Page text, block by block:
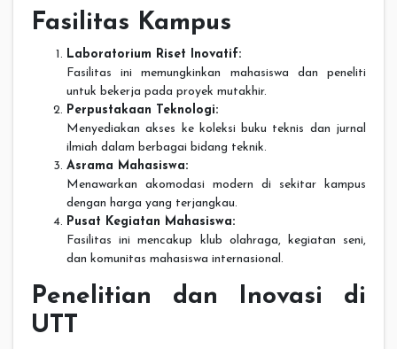
Fasilitas Kampus
Laboratorium Riset Inovatif:
Fasilitas ini memungkinkan mahasiswa dan peneliti
untuk bekerja pada proyek mutakhir.
Perpustakaan Teknologi:
Menyediakan akses ke koleksi buku teknis dan jurnal
ilmiah dalam berbagai bidang teknik.
Asrama Mahasiswa:
Menawarkan akomodasi modern di sekitar kampus
dengan harga yang terjangkau.
Pusat Kegiatan Mahasiswa:
Fasilitas ini mencakup klub olahraga, kegiatan seni,
dan komunitas mahasiswa internasional.
Penelitian dan Inovasi di
UTT